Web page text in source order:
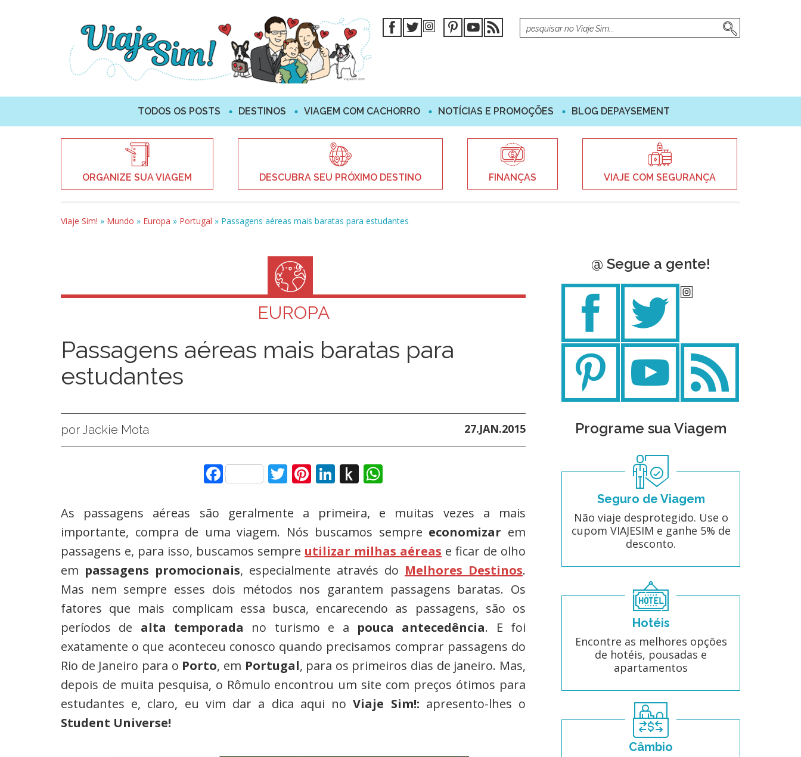
TODOS OS POSTS DESTINOS VIAGEM COM CACHORRO NOTÍCIAS E PROMOÇÕES BLOG DEPAYSEMENT
ORGANIZE SUA VIAGEM DESCUBRA SEU PRÓXIMO DESTINO FINANÇAS VIAJE COM SEGURANÇA
Viaje Sim! » Mundo » Europa » Portugal » Passagens aéreas mais baratas para estudantes
EUROPA
Passagens aéreas mais baratas para
estudantes
por Jackie Mota 27.JAN.2015
FacebookTwitter
Pinterest
LinkedIn
Push
Kindle
As passagens aéreas são geralmente a primeira, e muitas vezes a mais
importante, compra de uma viagem. Nós buscamos sempre economizar em
passagens e, para isso, buscamos sempre utilizar milhas aéreas e ficar de olho
em passagens promocionais, especialmente através do Melhores Destinos.
Mas nem sempre esses dois métodos nos garantem passagens baratas. Os
fatores que mais complicam essa busca, encarecendo as passagens, são os
períodos de alta temporada no turismo e a pouca antecedência. E foi
exatamente o que aconteceu conosco quando precisamos comprar passagens do
Rio de Janeiro para o Porto, em Portugal, para os primeiros dias de janeiro. Mas,
depois de muita pesquisa, o Rômulo encontrou um site com preços ótimos para
estudantes e, claro, eu vim dar a dica aqui noViaje Sim!: apresento-lhes o
Student Universe!
@ Segue a gente!
Programe sua Viagem
Seguro de Viagem
Não viaje desprotegido. Use o
cupom VIAJESIM e ganhe 5% de
desconto.
Hotéis
Encontre as melhores opções
de hotéis, pousadas e
apartamentos
Câmbio